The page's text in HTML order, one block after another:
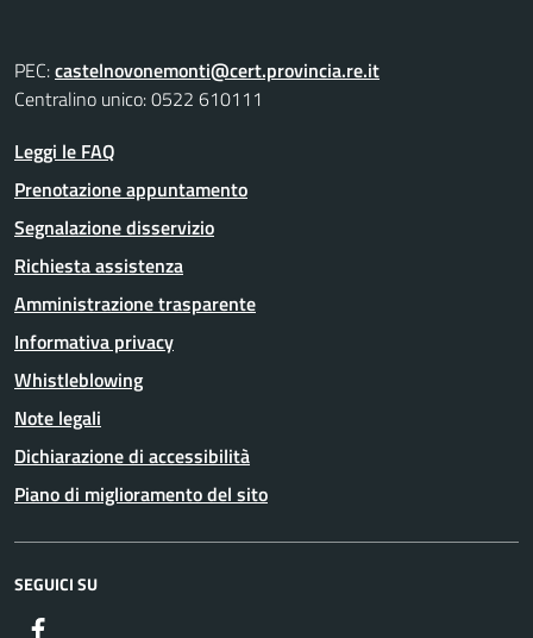
PEC:castelnovonemonti@cert.provincia.re.it
Centralino unico: 0522 610111
Leggi le FAQ
Prenotazione appuntamento
Segnalazione disservizio
Richiesta assistenza
Amministrazione trasparente
Informativa privacy
Whistleblowing
Note legali
Dichiarazione di accessibilità
Piano di miglioramento del sito
SEGUICI SU